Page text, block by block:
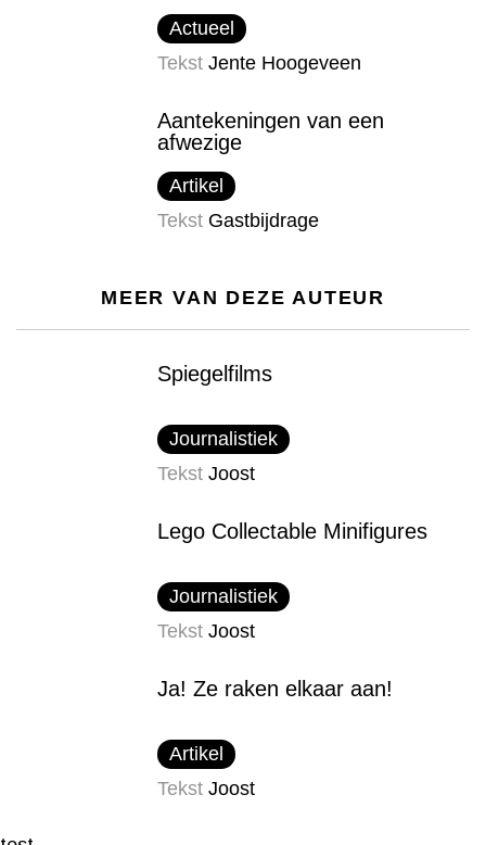
Actueel
Tekst Jente Hoogeveen
Aantekeningen van een
afwezige
Artikel
Tekst Gastbijdrage
MEER VAN DEZE AUTEUR
Spiegelfilms
Journalistiek
Tekst Joost
Lego Collectable Minifigures
Journalistiek
Tekst Joost
Ja! Ze raken elkaar aan!
Artikel
Tekst Joost